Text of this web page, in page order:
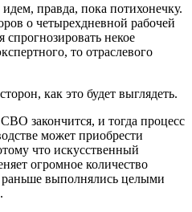
правда, пока потихонечку.
о четырехдневной рабочей
некое
то отраслевого
как это будет выглядеть.
закончится, и тогда процесс
может приобрести
что искусственный
огромное количество
выполнялись целыми